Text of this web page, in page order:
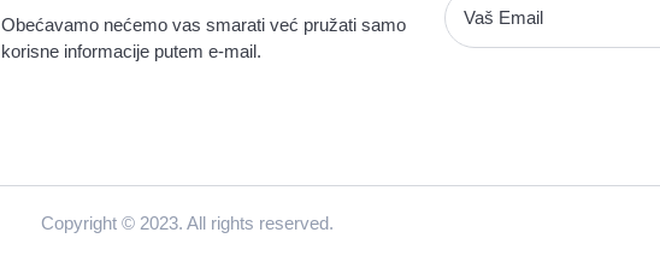
Obećavamo nećemo vas smarati već pružati samo
korisne informacije putem e-mail.
Copyright © 2023. All rights reserved.